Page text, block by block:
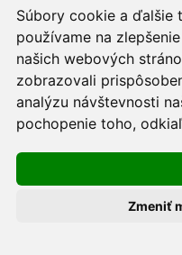
Súbory cookie a ďalšie
používame na
našich webových
zobrazovali
analýzu návštevnosti
pochopenie toho,
Zmeniť
Bystrici
Pracovná pozícia:
od 2021 -
Privátnej urologickej
Prax:
2016 - 2021 FNTN
pohotovostná